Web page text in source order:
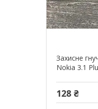
Захисне
Nokia 3.1
128 ₴